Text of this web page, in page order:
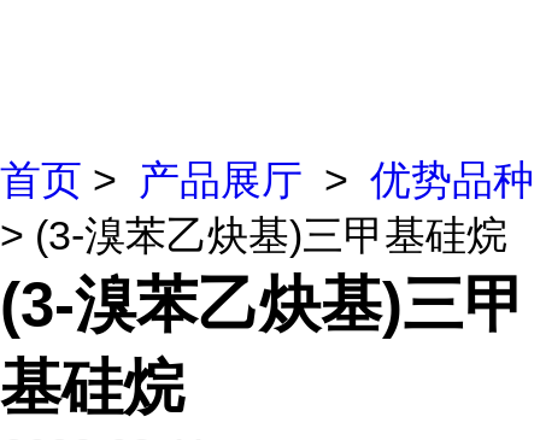
首页 > 产品展厅 > 优势品种
> (3-溴苯乙炔基)三甲基硅烷
(3-溴苯乙炔基)三甲
基硅烷